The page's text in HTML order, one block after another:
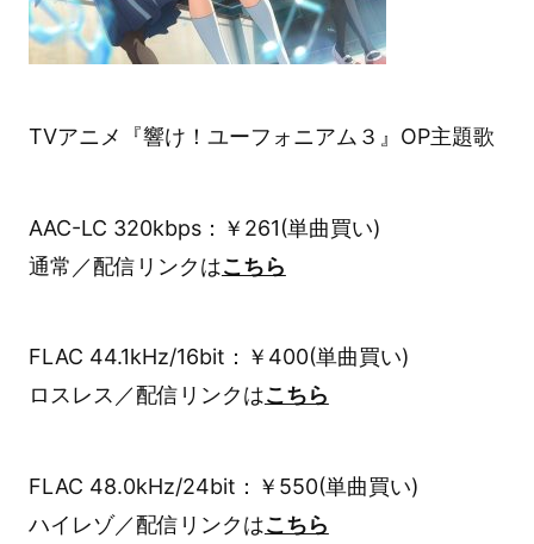
TVアニメ『響け！ユーフォニアム３』OP主題歌
AAC-LC 320kbps：￥261(単曲買い)
通常／配信リンクはこちら
FLAC 44.1kHz/16bit：￥400(単曲買い)
ロスレス／配信リンクはこちら
FLAC 48.0kHz/24bit：￥550(単曲買い)
ハイレゾ／配信リンクはこちら